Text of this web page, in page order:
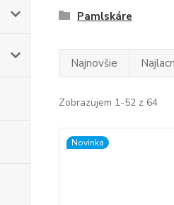
Pamlskáre
Najnovšie
Zobrazujem 1-52 z 64
Novinka